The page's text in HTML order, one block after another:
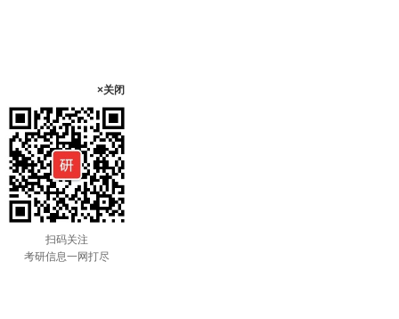
×关闭
扫码关注
考研信息一网打尽